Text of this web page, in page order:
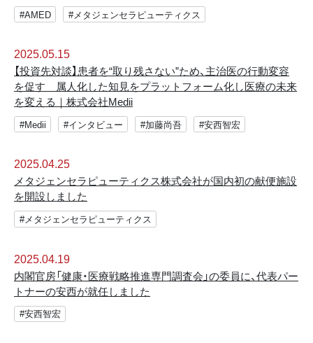
#AMED #メタジェンセラピューティクス
2025.05.15
【投資先対談】患者を“取り残さない”ため、主治医の行動変容
を促す 属人化した知見をプラットフォーム化し医療の未来
を変える｜株式会社Medii
#Medii #インタビュー #加藤尚吾 #安西智宏
2025.04.25
メタジェンセラピューティクス株式会社が国内初の献便施設
を開設しました
#メタジェンセラピューティクス
2025.04.19
内閣官房「健康・医療戦略推進専門調査会」の委員に、代表パー
トナーの安西が就任しました
#安西智宏